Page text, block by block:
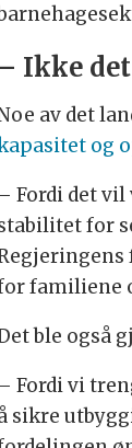
– Ikke
av det
og
– Fordi det
for
familiene
ble også
– Fordi vi
sikre